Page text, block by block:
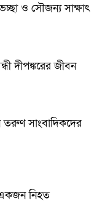
ও সৌজন্য সাক্ষাৎ
দীপঙ্করের জীবন
তরুণ সাংবাদিকদের
একজন নিহত